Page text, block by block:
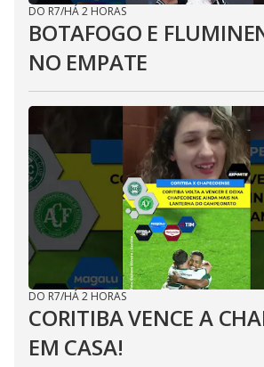
DO R7/HÁ 2 HORAS
BOTAFOGO E
NO EMPATE
DO R7/HÁ 2 HORAS
CORITIBA VENCE A
EM CASA!